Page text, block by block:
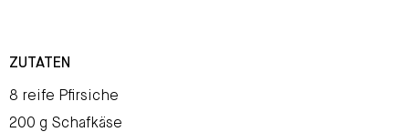
ZUTATEN
8 reife Pfirsiche
200 g Schafkäse